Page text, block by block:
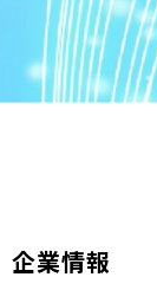
企業情報